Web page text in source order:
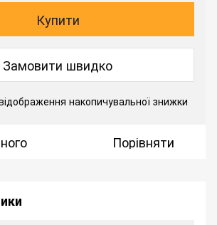
Купити
Замовити швидко
накопичувальної знижки
Порівняти